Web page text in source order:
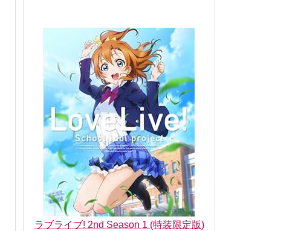
ラブライブ! 2nd Season 1 (特装限定版)